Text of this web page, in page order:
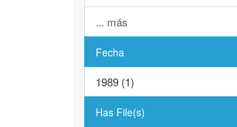
... más
Fecha
1989 (1)
Has File(s)